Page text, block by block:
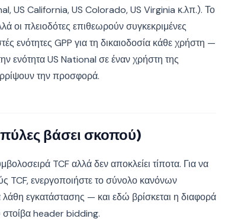
US California, US Colorado, US Virginia κ.λπ.). Το
οι πλειοδότες επιθεωρούν συγκεκριμένες
ενότητες GPP για τη δικαιοδοσία κάθε χρήστη —
ενότητα US National σε έναν χρήστη της
την προσφορά.
βάσει σκοπού)
TCF αλλά δεν αποκλείει τίποτα. Για να
TCF, ενεργοποιήστε το σύνολο κανόνων
εγκατάστασης — και εδώ βρίσκεται η διαφορά
header bidding.